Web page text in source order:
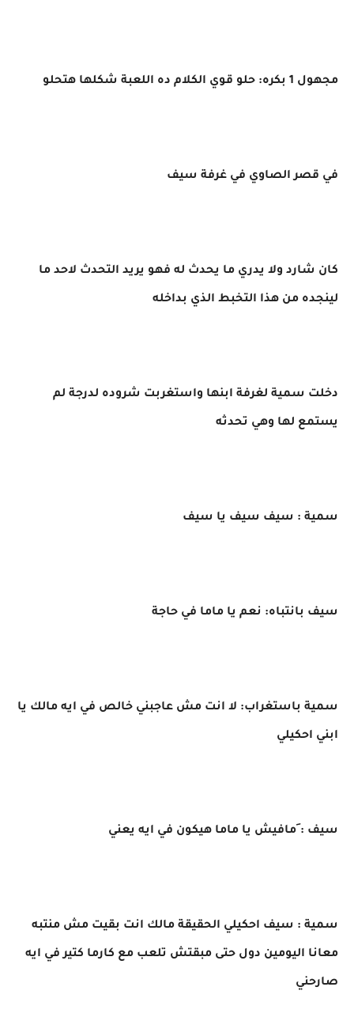
مجهول 1 بكره: حلو قوي الكلام ده اللعبة شكلها هتحلو
في قصر الصاوي في غرفة سيف
كان شارد ولا يدري ما يحدث له فهو يريد التحدث لاحد ما
لينجده من هذا التخبط الذي بداخله
دخلت سمية لغرفة ابنها واستغربت شروده لدرجة لم
يستمع لها وهي تحدثه
سمية : سيف سيف يا سيف
سيف بانتباه: نعم يا ماما في حاجة
سمية باستغراب: لا انت مش عاجبني خالص في ايه مالك يا
ابني احكيلي
سيف : َمافيش يا ماما هيكون في ايه يعني
سمية : سيف احكيلي الحقيقة مالك انت بقيت مش منتبه
معانا اليومين دول حتى مبقتش تلعب مع كارما كتير في ايه
صارحني